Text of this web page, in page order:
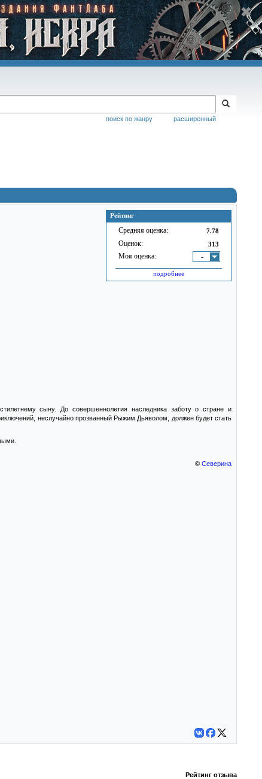
расширенный
поиск по жанру
Рейтинг
Средняя оценка: 7.78
Оценок: 313
Моя оценка: -
подробнее
сыну. До совершеннолетия наследника заботу о стране и
неслучайно прозванный Рыжим Дьяволом, должен будет стать
© Северина
Рейтинг отзыва